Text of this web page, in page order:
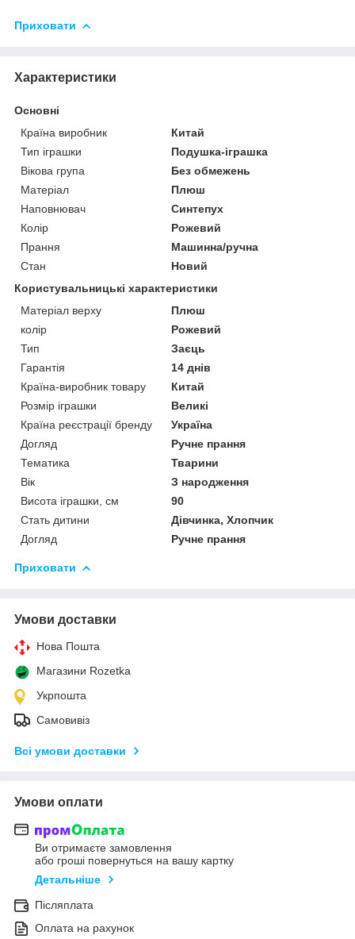
Приховати
Характеристики
Основні
Країна виробник
Китай
Тип іграшки
Подушка-іграшка
Вікова група
Без обмежень
Матеріал
Плюш
Наповнювач
Синтепух
Колір
Рожевий
Прання
Машинна/ручна
Стан
Новий
Користувальницькі характеристики
Матеріал верху
Плюш
колір
Рожевий
Тип
Заєць
Гарантія
14 днів
Країна-виробник товару
Китай
Розмір іграшки
Великі
Країна реєстрації бренду
Україна
Догляд
Ручне прання
Тематика
Тварини
Вік
З народження
Висота іграшки, см
90
Стать дитини
Дівчинка, Хлопчик
Догляд
Ручне прання
Приховати
Умови доставки
Нова Пошта
Магазини Rozetka
Укрпошта
Самовивіз
Всі умови доставки
Умови оплати
Ви отримаєте замовлення
або гроші повернуться на вашу картку
Детальніше
Післяплата
Оплата на рахунок